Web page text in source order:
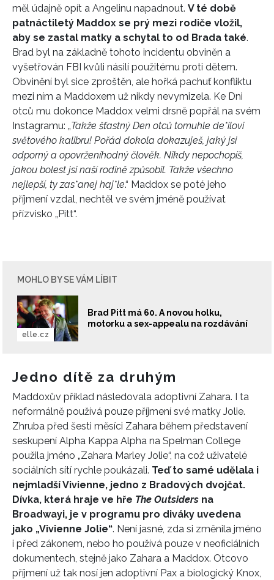
měl údajně opít a Angelinu napadnout. V té době
patnáctiletý Maddox se prý mezi rodiče vložil,
aby se zastal matky a schytal to od Brada také.
Brad byl na základně tohoto incidentu obviněn a
vyšetřován FBI kvůli násilí použitému proti dětem.
Obvinění byl sice zproštěn, ale hořká pachuť konfliktu
mezi ním a Maddoxem už nikdy nevymizela. Ke Dni
otců mu dokonce Maddox velmi drsně popřál na svém
Instagramu: „Takže šťastný Den otců tomuhle de*ilovi
světového kalibru! Pořád dokola dokazuješ, jaký jsi
odporný a opovrženíhodný člověk. Nikdy nepochopíš,
jakou bolest jsi naší rodině způsobil. Takže všechno
nejlepší, ty zas*anej haj*le.“ Maddox se poté jeho
příjmení vzdal, nechtěl ve svém jméně používat
přízvisko „Pitt“.
MOHLO BY SE VÁM LÍBIT
Brad Pitt má 60. A novou holku,
motorku a sex-appealu na rozdávání
elle.cz
Jedno dítě za druhým
Maddoxův příklad následovala adoptivní Zahara. I ta
neformálně používá pouze příjmení své matky Jolie.
Zhruba před šesti měsíci Zahara během představení
seskupení Alpha Kappa Alpha na Spelman College
použila jméno „Zahara Marley Jolie“, na což uživatelé
sociálních sítí rychle poukázali. Teď to samé udělala i
nejmladší Vivienne, jedno z Bradových dvojčat.
Dívka, která hraje ve hře The Outsiders na
Broadwayi, je v programu pro diváky uvedena
jako „Vivienne Jolie“. Není jasné, zda si změnila jméno
i před zákonem, nebo ho používá pouze v neoficiálních
dokumentech, stejně jako Zahara a Maddox. Otcovo
příjmení už tak nosí jen adoptivní Pax a biologický Knox,